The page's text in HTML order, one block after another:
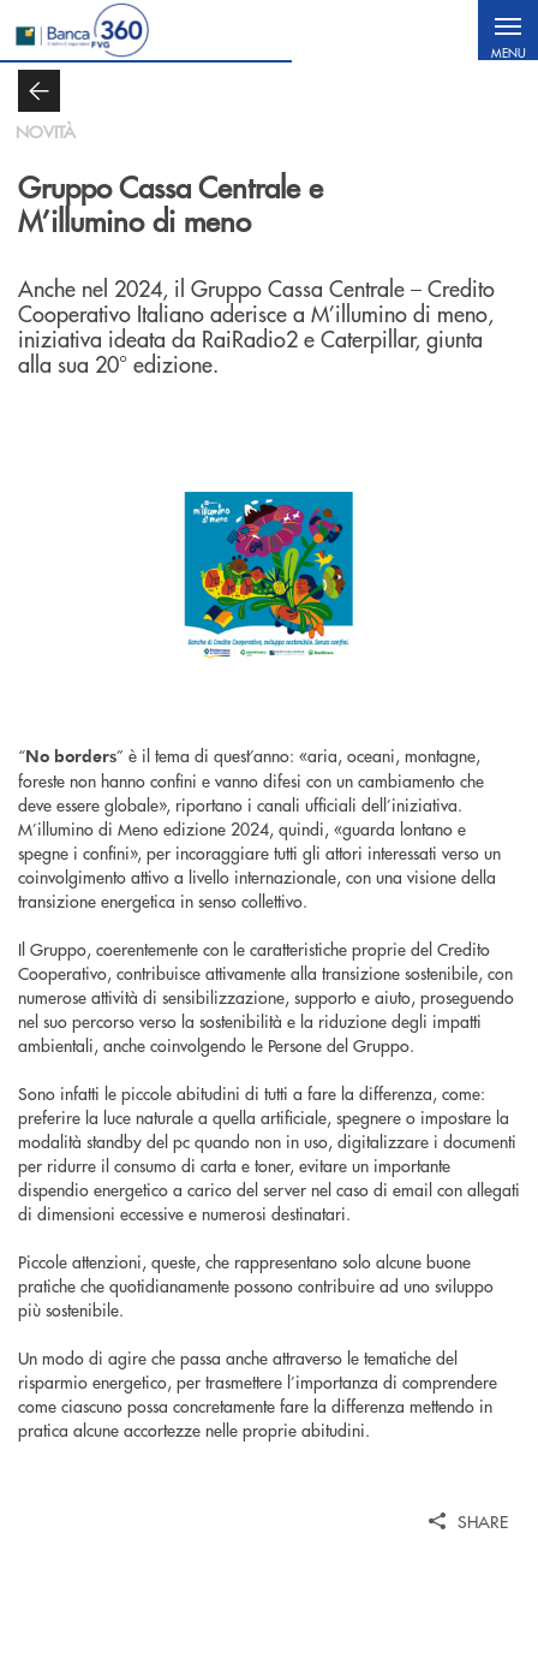
Salta al contenuto principale
MENU
NOVITÀ
Gruppo Cassa Centrale e
M’illumino di meno
Anche nel 2024, il Gruppo Cassa Centrale – Credito
Cooperativo Italiano aderisce a M’illumino di meno,
iniziativa ideata da RaiRadio2 e Caterpillar, giunta
alla sua 20° edizione.
“No borders” è il tema di quest’anno: «aria, oceani, montagne,
foreste non hanno confini e vanno difesi con un cambiamento che
deve essere globale», riportano i canali ufficiali dell’iniziativa.
M’illumino di Meno edizione 2024, quindi, «guarda lontano e
spegne i confini», per incoraggiare tutti gli attori interessati verso un
coinvolgimento attivo a livello internazionale, con una visione della
transizione energetica in senso collettivo.
Il Gruppo, coerentemente con le caratteristiche proprie del Credito
Cooperativo, contribuisce attivamente alla transizione sostenibile, con
numerose attività di sensibilizzazione, supporto e aiuto, proseguendo
nel suo percorso verso la sostenibilità e la riduzione degli impatti
ambientali, anche coinvolgendo le Persone del Gruppo.
Sono infatti le piccole abitudini di tutti a fare la differenza, come:
preferire la luce naturale a quella artificiale, spegnere o impostare la
modalità standby del pc quando non in uso, digitalizzare i documenti
per ridurre il consumo di carta e toner, evitare un importante
dispendio energetico a carico del server nel caso di email con allegati
di dimensioni eccessive e numerosi destinatari.
Piccole attenzioni, queste, che rappresentano solo alcune buone
pratiche che quotidianamente possono contribuire ad uno sviluppo
più sostenibile.
Un modo di agire che passa anche attraverso le tematiche del
risparmio energetico, per trasmettere l’importanza di comprendere
come ciascuno possa concretamente fare la differenza mettendo in
pratica alcune accortezze nelle proprie abitudini.
SHARE